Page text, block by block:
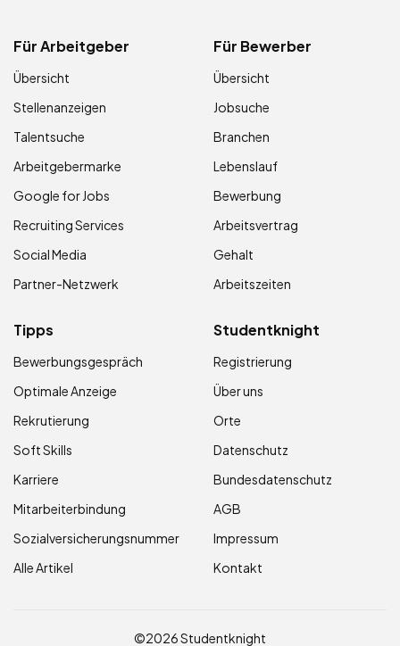
Für Arbeitgeber
Übersicht
Stellenanzeigen
Talentsuche
Arbeitgebermarke
Google for Jobs
Recruiting Services
Social Media
Partner-Netzwerk
Für Bewerber
Übersicht
Jobsuche
Branchen
Lebenslauf
Bewerbung
Arbeitsvertrag
Gehalt
Arbeitszeiten
Tipps
Bewerbungsgespräch
Optimale Anzeige
Rekrutierung
Soft Skills
Karriere
Mitarbeiterbindung
Sozialversicherungsnummer
Alle Artikel
Studentknight
Registrierung
Über uns
Orte
Datenschutz
Bundesdatenschutz
AGB
Impressum
Kontakt
©2026 Studentknight